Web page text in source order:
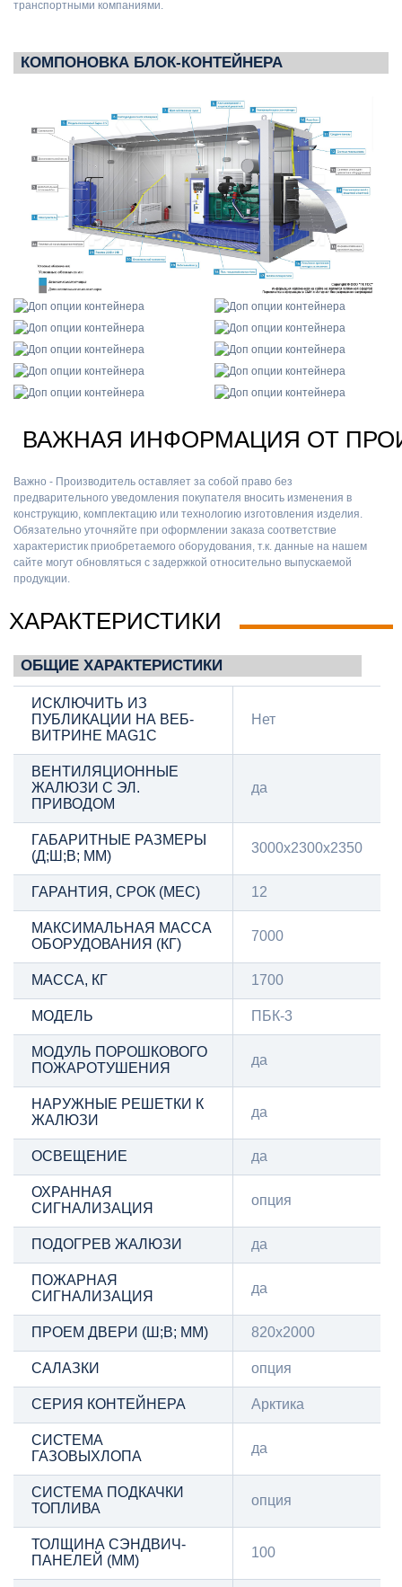
транспортными компаниями.
КОМПОНОВКА БЛОК-КОНТЕЙНЕРА
ВАЖНАЯ ИНФОРМАЦИЯ ОТ
Важно - Производитель оставляет за собой право без
предварительного уведомления покупателя вносить изменения в
конструкцию, комплектацию или технологию изготовления изделия.
Обязательно уточняйте при оформлении заказа соответствие
характеристик приобретаемого оборудования, т.к. данные на нашем
сайте могут обновляться с задержкой относительно выпускаемой
продукции.
ХАРАКТЕРИСТИКИ
ОБЩИЕ ХАРАКТЕРИСТИКИ
ИСКЛЮЧИТЬ ИЗ
ПУБЛИКАЦИИ НА ВЕБ-
ВИТРИНЕ MAG1C
Нет
ВЕНТИЛЯЦИОННЫЕ
ЖАЛЮЗИ С ЭЛ.
ПРИВОДОМ
да
ГАБАРИТНЫЕ РАЗМЕРЫ
(Д;Ш;В; ММ)
3000х2300х2350
ГАРАНТИЯ, СРОК (МЕС) 12
МАКСИМАЛЬНАЯ МАССА
ОБОРУДОВАНИЯ (КГ)
7000
МАССА, КГ 1700
МОДЕЛЬ ПБК-3
МОДУЛЬ ПОРОШКОВОГО
ПОЖАРОТУШЕНИЯ
да
НАРУЖНЫЕ РЕШЕТКИ К
ЖАЛЮЗИ
да
ОСВЕЩЕНИЕ да
ОХРАННАЯ
СИГНАЛИЗАЦИЯ
опция
ПОДОГРЕВ ЖАЛЮЗИ да
ПОЖАРНАЯ
СИГНАЛИЗАЦИЯ
да
ПРОЕМ ДВЕРИ (Ш;В; ММ) 820х2000
САЛАЗКИ опция
СЕРИЯ КОНТЕЙНЕРА Арктика
СИСТЕМА
ГАЗОВЫХЛОПА
да
СИСТЕМА ПОДКАЧКИ
ТОПЛИВА
опция
ТОЛЩИНА СЭНДВИЧ-
ПАНЕЛЕЙ (ММ)
100